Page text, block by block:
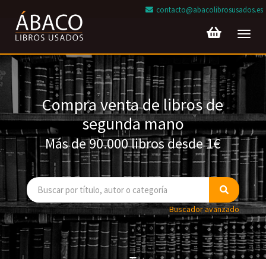
contacto@abacolibrosusados.es
Compra venta de libros de
segunda mano
Más de 90.000 libros desde 1€
Buscador avanzado